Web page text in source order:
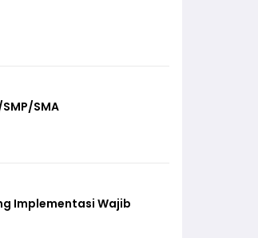
SMP/SMA
Implementasi Wajib